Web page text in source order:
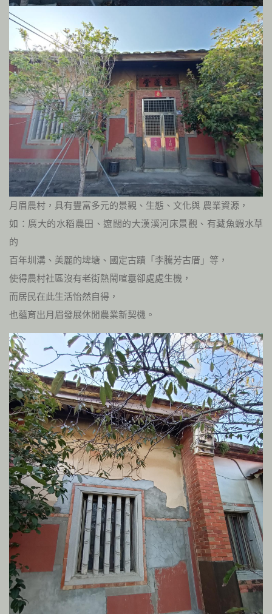
月眉農村，具有豐富多元的景觀、生態、文化與 農業資源，
如：廣大的水稻農田、遼闊的大漢溪河床景觀、有藏魚蝦水草
的
百年圳溝、美麗的埤塘、國定古蹟「李騰芳古厝」等，
使得農村社區沒有老街熱鬧喧囂卻處處生機，
而居民在此生活怡然自得，
也蘊育出月眉發展休閒農業新契機。